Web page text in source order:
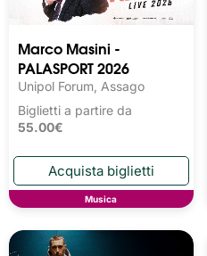
Marco Masini -
PALASPORT 2026
Unipol Forum, Assago
Biglietti a partire da
55.00€
Musica